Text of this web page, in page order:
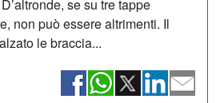
se su tre tappe
non può essere altrimenti. Il
le braccia...